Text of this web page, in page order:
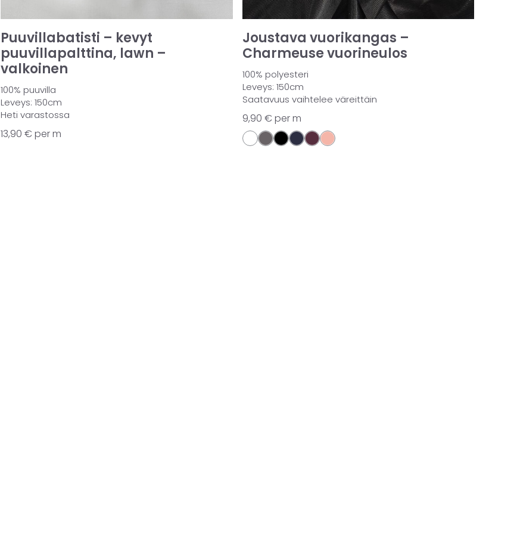
Puuvillabatisti – kevyt
puuvillapalttina, lawn –
valkoinen
100% puuvilla
Leveys: 150cm
Heti varastossa
13,90€per m
Joustava vuorikangas –
Charmeuse vuorineulos
100% polyesteri
Leveys: 150cm
Saatavuus vaihtelee väreittäin
9,90 €per m